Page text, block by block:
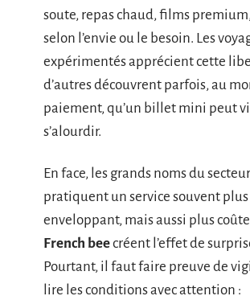
soute, repas chaud, films
selon l’envie ou le besoin. Les
expérimentés apprécient cette
d’autres découvrent parfois, au
paiement, qu’un billet mini peut
s’alourdir.
En face, les grands noms du secteur
pratiquent un service souvent plus
enveloppant, mais aussi plus
French beecréent l’effet de
Pourtant, il faut faire preuve de
lire les conditions avec attention :